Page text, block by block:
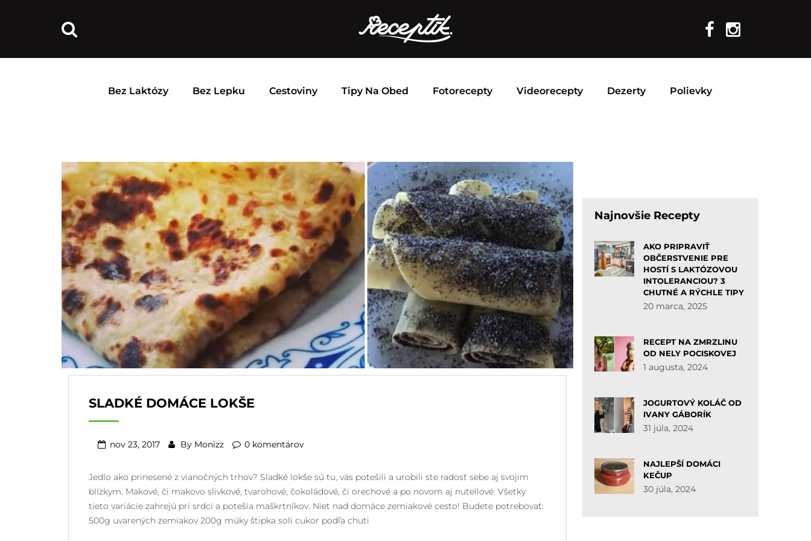
Bez Laktózy Bez Lepku Cestoviny Tipy Na Obed Fotorecepty Videorecepty Dezerty Polievky
SLADKÉ DOMÁCE LOKŠE
nov 23, 2017 By Monizz 0 komentárov
Jedlo ako prinesené z vianočných trhov? Sladké lokše sú tu, vás potešili a urobili ste radosť sebe aj svojim
blízkym. Makové, či makovo slivkové, tvarohové, čokoládové, či orechové a po novom aj nutellové. Všetky
tieto variácie zahrejú pri srdci a potešia maškrtníkov. Niet nad domáce zemiakové cesto! Budete potrebovať:
500g uvarených zemiakov 200g múky štipka soli cukor podľa chuti
Najnovšie Recepty
AKO PRIPRAVIŤ
OBČERSTVENIE PRE
HOSTÍ S LAKTÓZOVOU
INTOLERANCIOU? 3
CHUTNÉ A RÝCHLE TIPY
20 marca, 2025
RECEPT NA ZMRZLINU
OD NELY POCISKOVEJ
1 augusta, 2024
JOGURTOVÝ KOLÁČ OD
IVANY GÁBORÍK
31 júla, 2024
NAJLEPŠÍ DOMÁCI
KEČUP
30 júla, 2024